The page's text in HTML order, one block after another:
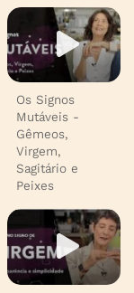
Os Signos
Mutáveis -
Gêmeos,
Virgem,
Sagitário e
Peixes